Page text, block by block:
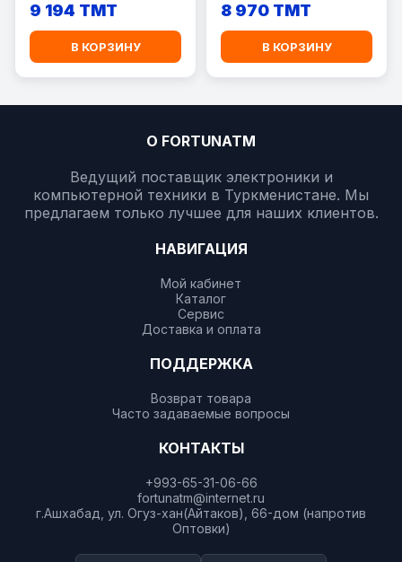
9 194 TMT
В КОРЗИНУ
8 970 TMT
В КОРЗИНУ
О FORTUNATM
Ведущий поставщик электроники и
компьютерной техники в Туркменистане. Мы
предлагаем только лучшее для наших клиентов.
НАВИГАЦИЯ
Мой кабинет
Каталог
Сервис
Доставка и оплата
ПОДДЕРЖКА
Возврат товара
Часто задаваемые вопросы
КОНТАКТЫ
+993-65-31-06-66
fortunatm@internet.ru
г.Ашхабад, ул. Огуз-хан(Айтаков), 66-дом (напротив
Оптовки)